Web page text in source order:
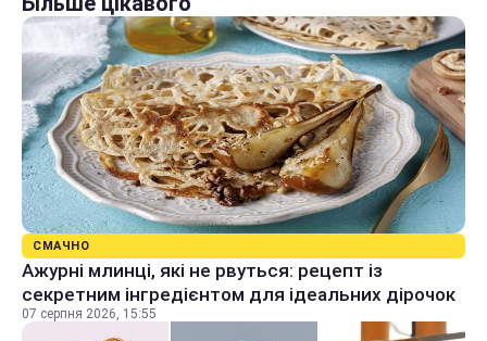
СМАЧНО
Ажурні млинці, які не рвуться: рецепт із
секретним інгредієнтом для ідеальних дірочок
07 серпня 2026, 15:55